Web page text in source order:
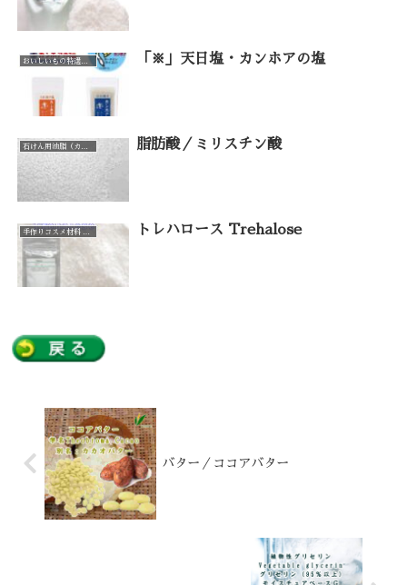
おいしいもの特選品（カテゴリー一覧） 「※」天日塩・カンホアの塩
脂肪酸／ミリスチン酸
トレハロース Trehalose
バター／ココアバター